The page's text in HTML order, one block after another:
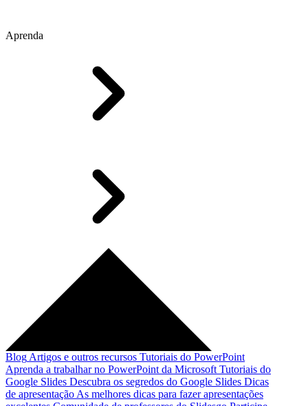
Aprenda
Blog Artigos e outros recursos Tutoriais do PowerPoint
Aprenda a trabalhar no PowerPoint da Microsoft Tutoriais do
Google Slides Descubra os segredos do Google Slides Dicas
de apresentação As melhores dicas para fazer apresentações